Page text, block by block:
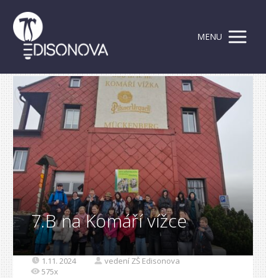
MENU
7.B na Komáří vížce
1.11. 2024
vedení ZŠ Edisonova
575x